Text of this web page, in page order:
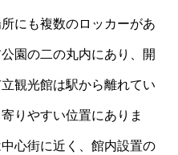
にも複数のロッカーがあ
園の二の丸内にあり、開
観光館は駅から離れてい
りやすい位置にありま
心街に近く、館内設置の